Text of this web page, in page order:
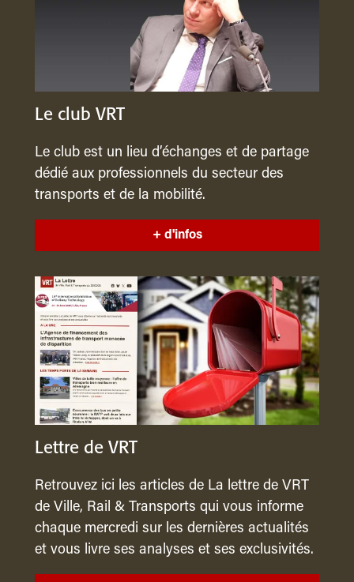
Le club VRT
Le club est un lieu d’échanges et de partage
dédié aux professionnels du secteur des
transports et de la mobilité.
+ d'infos
Lettre de VRT
Retrouvez ici les articles de La lettre de VRT
de Ville, Rail & Transports qui vous informe
chaque mercredi sur les dernières actualités
et vous livre ses analyses et ses exclusivités.